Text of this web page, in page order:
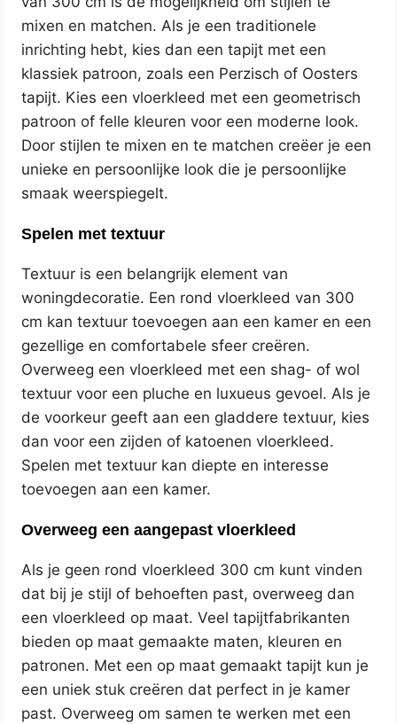
mixen en matchen. Als je een traditionele
inrichting hebt, kies dan een tapijt met een
klassiek patroon, zoals een Perzisch of Oosters
tapijt. Kies een vloerkleed met een geometrisch
patroon of felle kleuren voor een moderne look.
Door stijlen te mixen en te matchen creëer je een
unieke en persoonlijke look die je persoonlijke
smaak weerspiegelt.
Spelen met textuur
Textuur is een belangrijk element van
woningdecoratie. Een rond vloerkleed van 300
cm kan textuur toevoegen aan een kamer en een
gezellige en comfortabele sfeer creëren.
Overweeg een vloerkleed met een shag- of wol
textuur voor een pluche en luxueus gevoel. Als je
de voorkeur geeft aan een gladdere textuur, kies
dan voor een zijden of katoenen vloerkleed.
Spelen met textuur kan diepte en interesse
toevoegen aan een kamer.
Overweeg een aangepast vloerkleed
Als je geen rond vloerkleed 300 cm kunt vinden
dat bij je stijl of behoeften past, overweeg dan
een vloerkleed op maat. Veel tapijtfabrikanten
bieden op maat gemaakte maten, kleuren en
patronen. Met een op maat gemaakt tapijt kun je
een uniek stuk creëren dat perfect in je kamer
past. Overweeg om samen te werken met een